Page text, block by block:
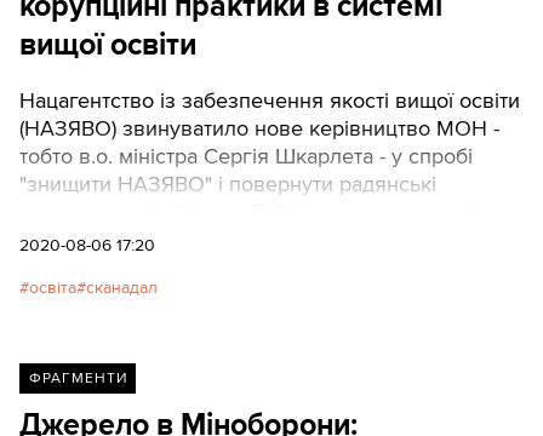
вищої освіти
Нацагентство із забезпечення якості вищої освіти
(НАЗЯВО) звинуватило нове керівництво МОН -
тобто в.о. міністра Сергія Шкарлета - у спробі
"знищити НАЗЯВО" і повернути радянські
Про це пише видання "Ліга".
2020-08-06 17:20
освіта сканадал
ФРАГМЕНТИ
Джерело в Міноборони: